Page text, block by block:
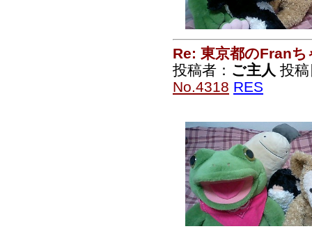
Re: 東京都のFranち
投稿者： ご主人 投
No.4318 RES